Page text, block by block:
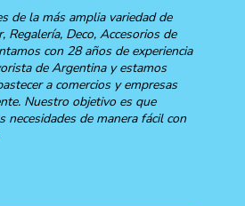
de la más amplia variedad de
Regalería, Deco, Accesorios de
con 28 años de experiencia
de Argentina y estamos
a comercios y empresas
Nuestro objetivo es que
necesidades de manera fácil con